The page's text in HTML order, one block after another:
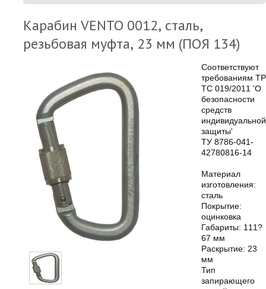
Карабин VENTO 0012, сталь,
резьбовая муфта, 23 мм (ПОЯ 134)
Соответствуют
требованиям ТР
ТС 019/2011 'О
безопасности
средств
индивидуальной
защиты'
ТУ 8786-041-
42780816-14
Материал
изготовления:
сталь
Покрытие:
оцинковка
Габариты: 111?
67 мм
Раскрытие: 23
мм
Тип
запирающего